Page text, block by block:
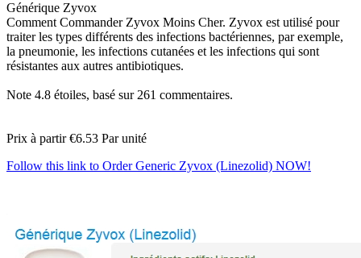
Générique Zyvox
Comment Commander Zyvox Moins Cher. Zyvox est utilisé pour
traiter les types différents des infections bactériennes, par exemple,
la pneumonie, les infections cutanées et les infections qui sont
résistantes aux autres antibiotiques.
Note 4.8 étoiles, basé sur 261 commentaires.
Prix à partir€6.53 Par unité
Follow this link to Order Generic Zyvox (Linezolid) NOW!